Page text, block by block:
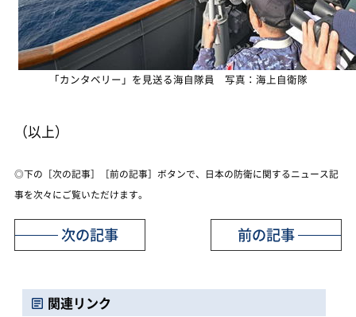
「カンタベリー」を見送る海自隊員 写真：海上自衛隊
（以上）
◎下の［次の記事］［前の記事］ボタンで、日本の防衛に関するニュース記
事を次々にご覧いただけます。
前の記事
次の記事
関連リンク